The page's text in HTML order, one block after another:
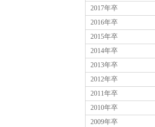
2017年卒
2016年卒
2015年卒
2014年卒
2013年卒
2012年卒
2011年卒
2010年卒
2009年卒